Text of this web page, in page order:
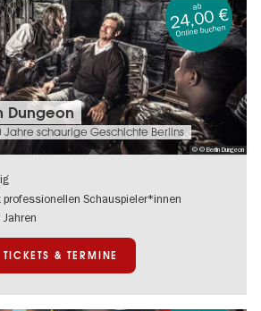
© © Berlin Dungeon
Dungeon
Jahre schaurige Geschichte Berlins
ab
24,00 €
Online buchen
professionellen Schauspieler*innen
TICKETS & TERMINE